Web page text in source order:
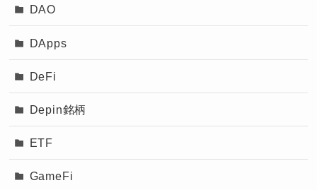
DAO
DApps
DeFi
Depin銘柄
ETF
GameFi